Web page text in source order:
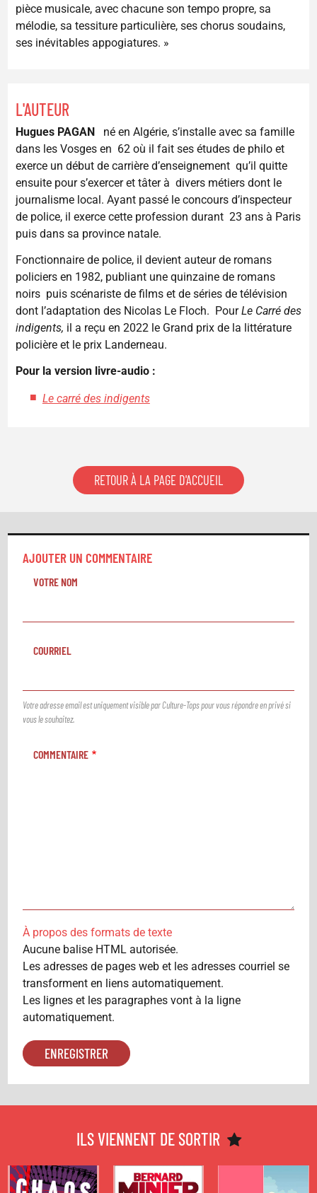
pièce musicale, avec chacune son tempo propre, sa
mélodie, sa tessiture particulière, ses chorus soudains,
ses inévitables appogiatures. »
L'AUTEUR
Hugues PAGAN
né en Algérie, s’installe avec sa famille
dans les Vosges en 62 où il fait ses études de philo et
exerce un début de carrière d’enseignement qu’il quitte
ensuite pour s’exercer et tâter à divers métiers dont le
journalisme local. Ayant passé le concours d’inspecteur
de police, il exerce cette profession durant 23 ans à Paris
puis dans sa province natale.
Fonctionnaire de police, il devient auteur de romans
policiers en 1982, publiant une quinzaine de romans
noirs puis scénariste de films et de séries de télévision
dont l’adaptation des Nicolas Le Floch. PourLe Carré des
indigents, il a reçu en 2022 le Grand prix de la littérature
policière et le prix Landerneau.
Pour la version livre-audio :
Le carré des indigents
RETOUR À LA PAGE D'ACCUEIL
AJOUTER UN COMMENTAIRE
VOTRE NOM
COURRIEL
Votre adresse email est uniquement visible par Culture-Tops pour vous répondre en privé si
vous le souhaitez.
COMMENTAIRE
À propos des formats de texte
Aucune balise HTML autorisée.
Les adresses de pages web et les adresses courriel se
transforment en liens automatiquement.
Les lignes et les paragraphes vont à la ligne
automatiquement.
ILS VIENNENT DE SORTIR
D’ÉTÉ 2026 -
de
Nina Allan